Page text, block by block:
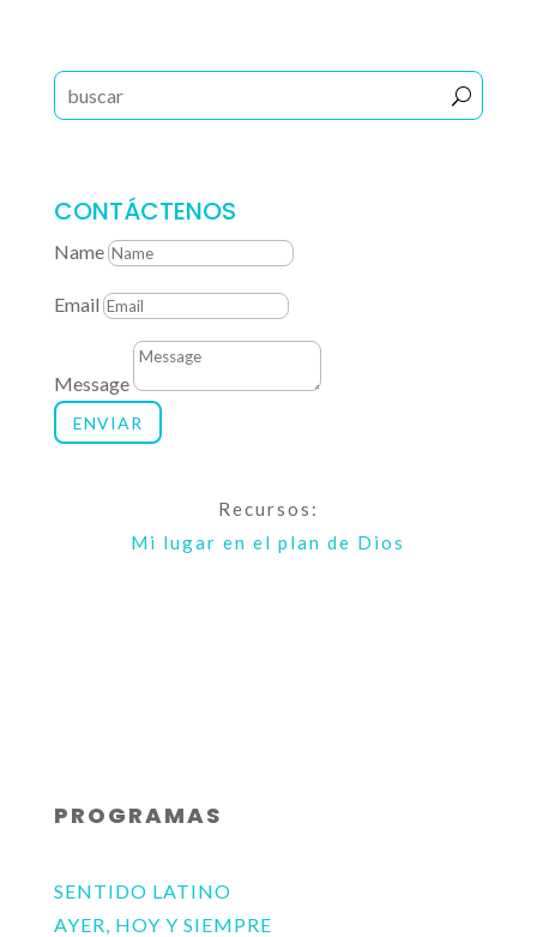
CONTÁCTENOS
Name
Email
Message
ENVIAR
Recursos:
Mi lugar en el plan de Dios
PROGRAMAS
SENTIDO LATINO
AYER, HOY Y SIEMPRE